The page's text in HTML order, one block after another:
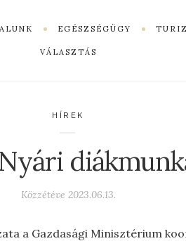
EGÉSZSÉGÜGY
VÁLASZTÁS
HÍREK
Közzétéve 2023.06.13.
a Gazdasági Minisztérium